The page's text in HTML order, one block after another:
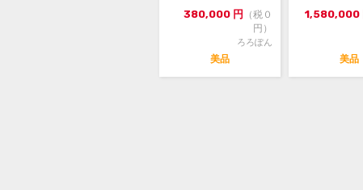
380,000 円
（税０
円）
ろろぽん
美品
1,580,000
美品